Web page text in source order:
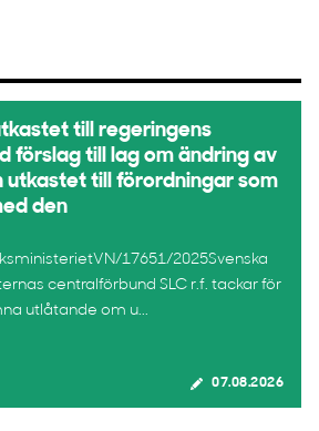
till regeringens
förslag till lag om ändring av
utkastet till förordningar som
den
17651/2025Svenska
centralförbund SLC r.f. tackar för
utlåtande om u...
07.08.2026